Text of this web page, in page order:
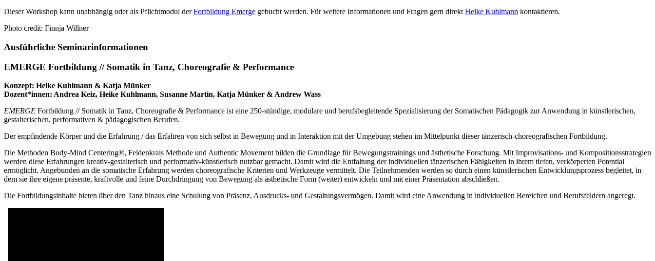
Dieser Workshop kann unabhängig oder als Pflichtmodul derFortbildung Emerge gebucht werden. Für weitere Informationen und Fragen gern direkt Heike Kuhlmann kontaktieren.
Photo credit: Finnja Willner
Ausführliche Seminarinformationen
EMERGE Fortbildung // Somatik in Tanz, Choreografie & Performance
Konzept: Heike Kuhlmann & Katja Münker
Dozent*innen: Andrea Keiz, Heike Kuhlmann, Susanne Martin, Katja Münker & Andrew Wass
EMERGE Fortbildung // Somatik in Tanz, Choreografie & Performance ist eine 250-stündige, modulare und berufsbegleitende Spezialisierung der Somatischen Pädagogik zur Anwendung in künstlerischen,
gestalterischen, performativen & pädagogischen Berufen.
Der empfindende Körper und die Erfahrung / das Erfahren von sich selbst in Bewegung und in Interaktion mit der Umgebung stehen im Mittelpunkt dieser tänzerisch-choreografischen Fortbildung.
Die Methoden Body-Mind Centering®, Feldenkrais Methode und Authentic Movement bilden die Grundlage für Bewegungstrainings und ästhetische Forschung. Mit Improvisations- und Kompositionsstrategien
werden diese Erfahrungen kreativ-gestalterisch und performativ-künstlerisch nutzbar gemacht. Damit wird die Entfaltung der individuellen tänzerischen Fähigkeiten in ihrem tiefen, verkörperten Potential
ermöglicht. Angebunden an die somatische Erfahrung werden choreografische Kriterien und Werkzeuge vermittelt. Die Teilnehmenden werden so durch einen künstlerischen Entwicklungsprozess begleitet, in
dem sie ihre eigene präsente, kraftvolle und feine Durchdringung von Bewegung als ästhetische Form (weiter) entwickeln und mit einer Präsentation abschließen.
Die Fortbildungsinhalte bieten über den Tanz hinaus eine Schulung von Präsenz, Ausdrucks- und Gestaltungsvermögen. Damit wird eine Anwendung in individuellen Bereichen und Berufsfeldern angeregt.